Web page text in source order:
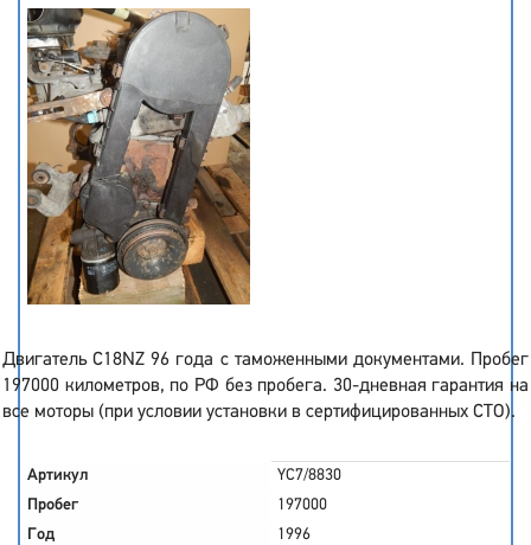
Двигатель C18NZ 96 года с таможенными документами. Пробег
197000 километров, по РФ без пробега. 30-дневная гарантия на
все моторы (при условии установки в сертифицированных СТО).
Артикул
YC7/8830
Пробег
197000
Год
1996